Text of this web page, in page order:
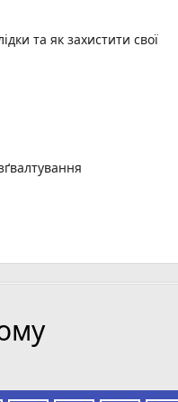
та як захистити свої
Томчишиним